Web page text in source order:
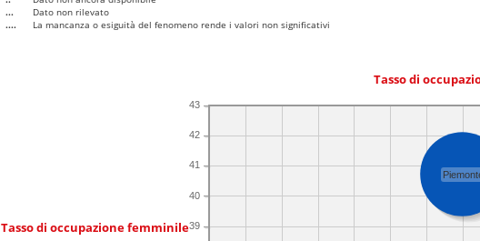
...
Dato non rilevato
....
La mancanza o esiguità del fenomeno rende i valori non significativi
Tasso di
Tasso di occupazione femminile39
40
41
42
43